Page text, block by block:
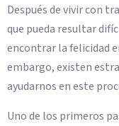
Después de vivir con
que pueda resultar
encontrar la felicidad
embargo, existen
ayudarnos en este
Uno de los primeros